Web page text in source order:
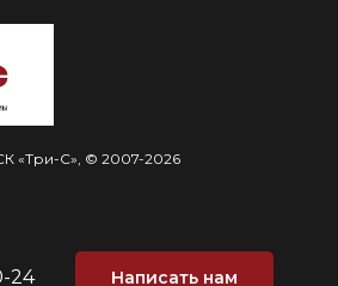
«Три-С», © 2007-2026
24 Написать нам